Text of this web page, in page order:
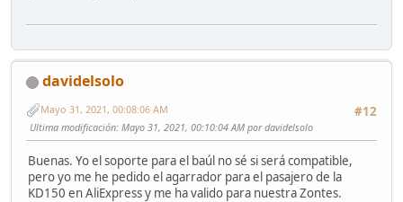
davidelsolo
#12
Mayo 31, 2021, 00:08:06 AM
Ultima modificación: Mayo 31, 2021, 00:10:04 AM por davidelsolo
Buenas. Yo el soporte para el baúl no sé si será compatible,
pero yo me he pedido el agarrador para el pasajero de la
KD150 en AliExpress y me ha valido para nuestra Zontes.